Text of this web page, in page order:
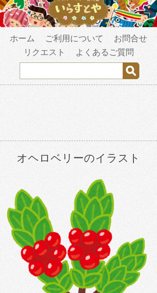
ホーム ご利用について
お問合せ
リクエスト
よくあるご質問
オヘロベリーのイラスト